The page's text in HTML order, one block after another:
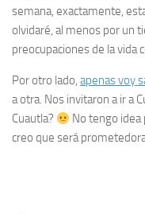
semana, exactamente,
olvidaré, al menos por un
preocupaciones de la vida
Por otro lado, apenas voy
a otra. Nos invitaron a ir a
Cuautla?
No tengo idea
creo que será